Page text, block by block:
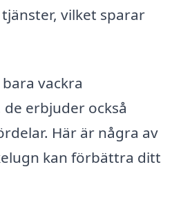
vilket sparar
vackra
erbjuder också
Här är några av
kan förbättra ditt